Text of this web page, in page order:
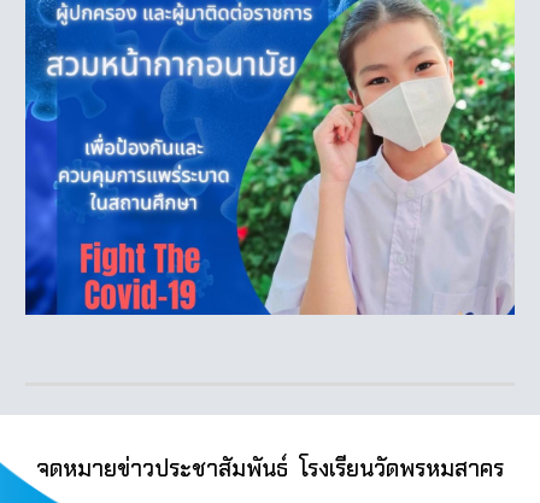
จดหมายข่าวประชาสัมพันธ์ โรงเรียนวัดพรหมสาคร